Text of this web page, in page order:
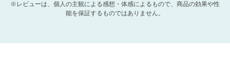
※レビューは、個人の主観による感想・体感によるもので、商品の効果や性
能を保証するものではありません。